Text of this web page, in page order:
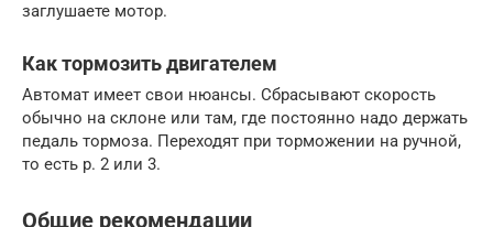
заглушаете мотор.
Как тормозить двигателем
Автомат имеет свои нюансы. Сбрасывают скорость
обычно на склоне или там, где постоянно надо держать
педаль тормоза. Переходят при торможении на ручной,
то есть р. 2 или 3.
Общие рекомендации